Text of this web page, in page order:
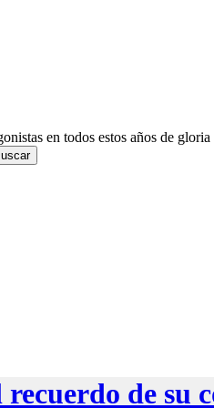
en todos estos años de gloria
recuerdo de su